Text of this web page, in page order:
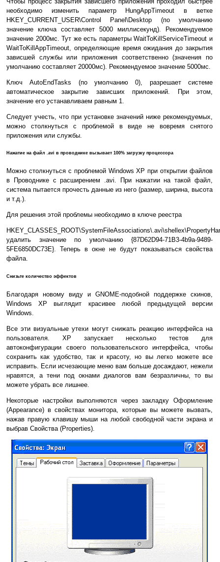
необходимо изменить параметр HungAppTimeout в ветке
HKEY_CURRENT_USER\Control Panel\Desktop (по умолчанию
значение ключа составляет 5000 миллисекунд). Рекомендуемое
значение 2000мс. Тут же есть параметры WaitToKillServiceTimeout и
WaitToKillAppTimeout, определяющие время ожидания до закрытия
зависшей службы или приложения соответственно (значения по
умолчанию составляет 20000мс). Рекомендуемое значение 5000мс.
Ключ AutoEndTasks (по умолчанию 0), разрешает системе
автоматическое закрытие зависших приложений. При этом,
значение его устанавливаем равным 1.
Следует учесть, что при установке значений ниже рекомендуемых,
можно столкнуться с проблемой в виде не вовремя снятого
приложения или службы.
Нажатие на файл .avi в проводнике вызывает 100% загрузку процессора
Можно столкнуться с проблемой Windows XP при открытии файлов
в Проводнике с расширением .avi. При нажатии на такой файл,
система пытается прочесть данные из него (размер, ширина, высота
и т.д.).
Для решения этой проблемы необходимо в ключе реестра
удалить значение по умолчанию {87D62D94-71B3-4b9a-9489-
5FE6850DC73E}. Теперь в окне не будут показываться свойства
файла.
Снизьте количество эффектов
Благодаря новому виду и GNOME-подобной поддержке скинов,
Windows XP выглядит красивее любой предыдущей версии
Windows.
Все эти визуальные утехи могут снижать реакцию интерфейса на
пользователя. XP запускает несколько тестов для
автоконфигурации своего пользовательского интерфейса, чтобы
сохранить как удобство, так и красоту, но вы легко можете все
исправить. Если исчезающие меню вам больше досаждают, нежели
нравятся, а тени под окнами диалогов вам безразличны, то вы
можете убрать все лишнее.
Некоторые настройки выполняются через закладку Оформление
(Appearance) в свойствах монитора, которые вы можете вызвать,
нажав правую клавишу мыши на любой свободной части экрана и
выбрав Свойства (Properties).